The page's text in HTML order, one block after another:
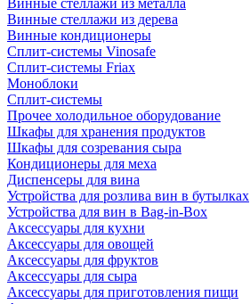
Винные стеллажи из металла
Винные стеллажи из дерева
Винные кондиционеры
Сплит-системы Vinosafe
Сплит-системы Friax
Моноблоки
Сплит-системы
Прочее холодильное оборудование
Шкафы для хранения продуктов
Шкафы для созревания сыра
Кондиционеры для меха
Диспенсеры для вина
Устройства для розлива вин в бутылках
Устройства для вин в Bag-in-Box
Аксессуары для кухни
Аксессуары для овощей
Аксессуары для фруктов
Аксессуары для сыра
Аксессуары для приготовления пищи